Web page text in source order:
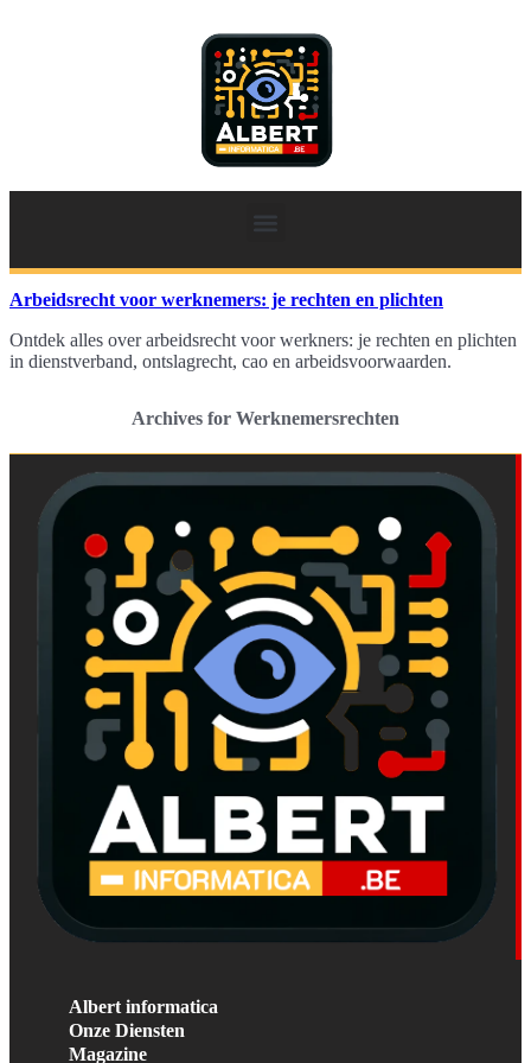
Arbeidsrecht voor werknemers: je rechten en plichten
Ontdek alles over arbeidsrecht voor werkners: je rechten en plichten
in dienstverband, ontslagrecht, cao en arbeidsvoorwaarden.
Archives for Werknemersrechten
Albert informatica
Onze Diensten
Magazine